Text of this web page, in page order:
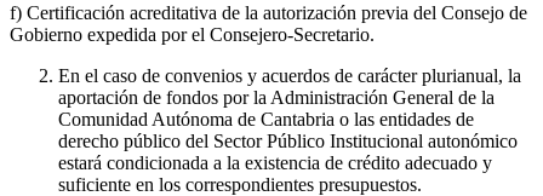
f) Certificación acreditativa de la autorización previa del Consejo de
Gobierno expedida por el Consejero-Secretario.
En el caso de convenios y acuerdos de carácter plurianual, la
aportación de fondos por la Administración General de la
Comunidad Autónoma de Cantabria o las entidades de
derecho público del Sector Público Institucional autonómico
estará condicionada a la existencia de crédito adecuado y
suficiente en los correspondientes presupuestos.